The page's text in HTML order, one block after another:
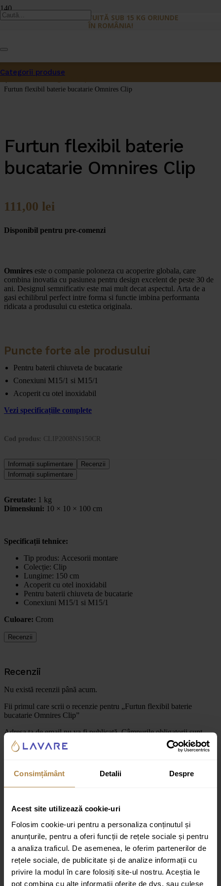
Consimțământ Detalii Despre
Acest site utilizează cookie-uri
Folosim cookie-uri pentru a personaliza conținutul și
anunțurile, pentru a oferi funcții de rețele sociale și pentru
a analiza traficul. De asemenea, le oferim partenerilor de
rețele sociale, de publicitate și de analize informații cu
privire la modul în care folosiți site-ul nostru. Aceștia le
pot combina cu alte informații oferite de dvs. sau culese
LIVRARE GRATUITĂ SUB 15 KG ORIUNDE
ÎN ROMÂNIA!
Produsa fost adăugat în coș.
Categorii produse
/
Accesorii
/
Furtun flexibil baterie bucatarie Omnires Clip
Furtun flexibil baterie
bucatarie Omnires Clip
111,00 lei
Disponibil pentru pre-comenzi
Omnires este o companie poloneza cu acoperire globala, care
combina inovatia cu pasiunea pentru design excelent de peste 30 de
ani. Designul semnificativ este mai mult decat aspectul. Arta de a
gasi echilibrul perfect intre forma si functie imbina performanta
ridicata a produsului cu estetica originala.
Puncte forte ale produsului
Pentru baterii chiuveta de bucatarie
Conexiuni M15/1 si M15/1
Acoperit cu otel inoxidabil
Vezi specificațiile complete
Cod produs: CLIP2008NS150CR
Informații suplimentare
Recenzii
Informații suplimentare
Greutate: 1 kg
Dimensiuni: 10 × 10 × 100 cm
Specificații tehnice:
Tip produs: Accesorii montare
Colecție: Clip
Lungime: 150 cm
Acoperit cu otel inoxidabil
Pentru baterii chiuveta de bucatarie
Conexiuni M15/1 si M15/1
Culoare: Crom
Recenzii
Recenzii
Nu există recenzii până acum.
Fii primul care scrii o recenzie pentru „Furtun flexibil baterie
bucatarie Omnires Clip”
Adresa ta de email nu va fi publicată. Câmpurile obligatorii sunt
marcate cu *
Recenzia ta*
Nume *
Email*